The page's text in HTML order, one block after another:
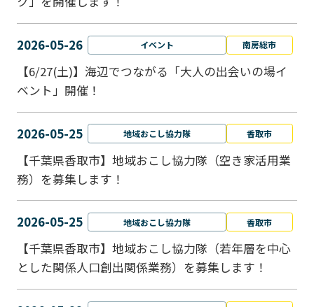
2026-05-26 イベント 南房総市
【6/27(土)】海辺でつながる「大人の出会いの場イ
ベント」開催！
2026-05-25 地域おこし協力隊 香取市
【千葉県香取市】地域おこし協力隊（空き家活用業
務）を募集します！
2026-05-25 地域おこし協力隊 香取市
【千葉県香取市】地域おこし協力隊（若年層を中心
とした関係人口創出関係業務）を募集します！